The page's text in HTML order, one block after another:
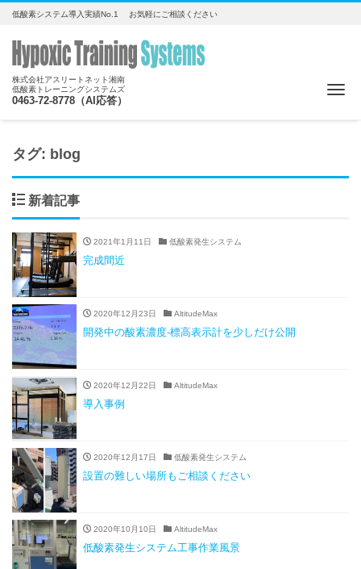
低酸素システム導入実績No.1 お気軽にご相談ください
株式会社アスリートネット湘南
低酸素トレーニングシステムズ
0463-72-8778（AI応答）
タグ: blog
新着記事
2021年1月11日 低酸素発生システム
完成間近
2020年12月23日 AltitudeMax
開発中の酸素濃度-標高表示計を少しだけ公開
2020年12月22日 AltitudeMax
導入事例
2020年12月17日 低酸素発生システム
設置の難しい場所もご相談ください
2020年10月10日 AltitudeMax
低酸素発生システム工事作業風景